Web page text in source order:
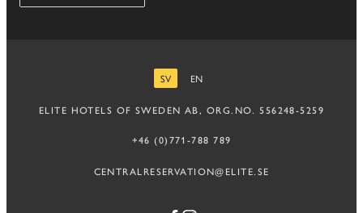
SV
EN
ELITE HOTELS OF SWEDEN AB, ORG.NO. 556248-5259
+46 (0)771-788 789
CENTRALRESERVATION@ELITE.SE